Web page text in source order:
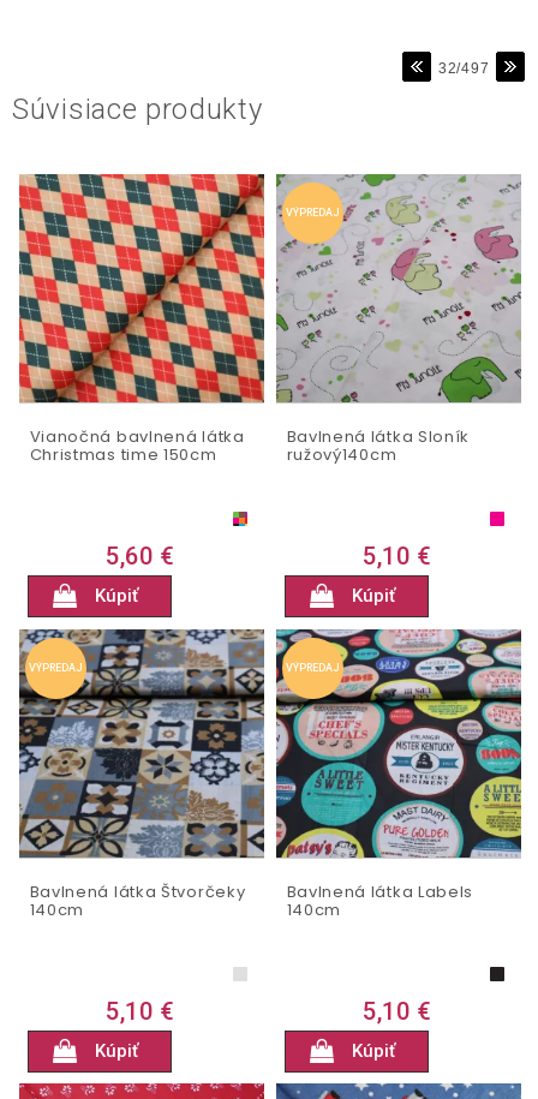
32/497
Súvisiace produkty
Vianočná bavlnená látka
Christmas time 150cm
5,60 €
Kúpiť
VÝPREDAJ
Bavlnená látka Sloník
ružový140cm
5,10 €
Kúpiť
VÝPREDAJ
Bavlnená látka Štvorčeky
140cm
5,10 €
Kúpiť
VÝPREDAJ
Bavlnená látka Labels
140cm
5,10 €
Kúpiť